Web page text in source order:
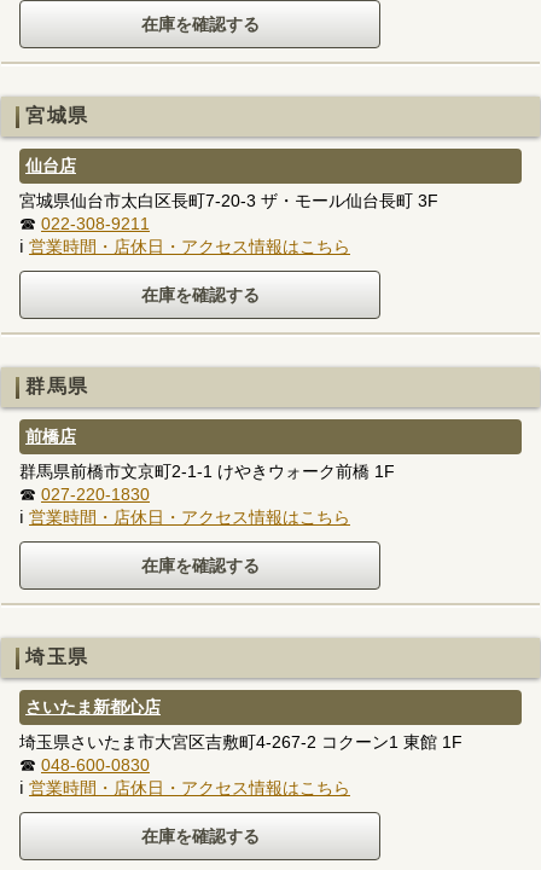
宮城県
仙台店
宮城県仙台市太白区長町7-20-3 ザ・モール仙台長町 3F
☎ 022-308-9211
ℹ 営業時間・店休日・アクセス情報はこちら
群馬県
前橋店
群馬県前橋市文京町2-1-1 けやきウォーク前橋 1F
☎ 027-220-1830
ℹ 営業時間・店休日・アクセス情報はこちら
埼玉県
さいたま新都心店
埼玉県さいたま市大宮区吉敷町4-267-2 コクーン1 東館 1F
☎ 048-600-0830
ℹ 営業時間・店休日・アクセス情報はこちら